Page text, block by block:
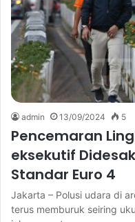
admin 13/09/2024 5
Pencemaran
eksekutif
Standar Euro 4
Jakarta – Polusi udara di
terus memburuk seiring